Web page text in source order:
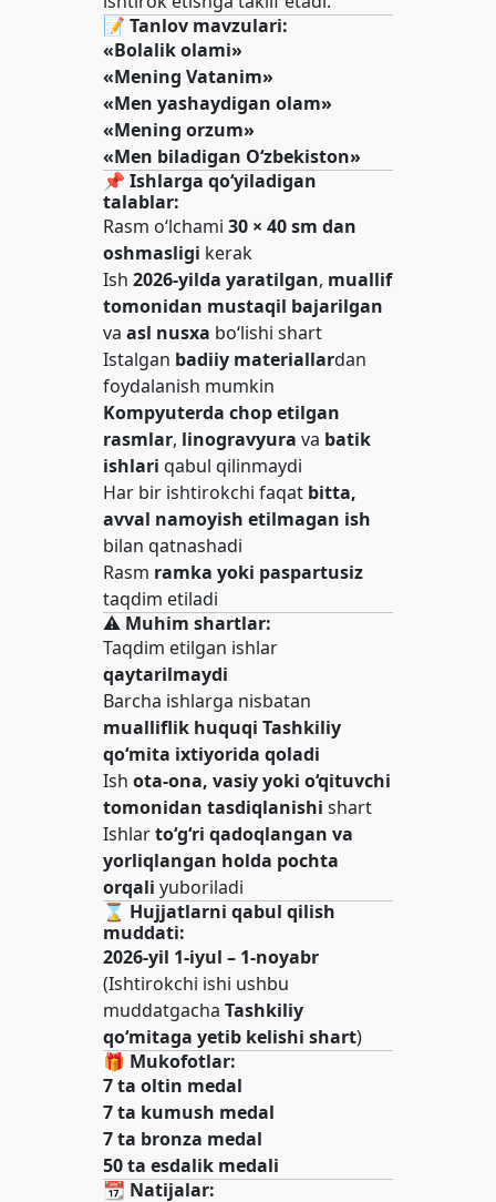
📝Tanlov mavzulari:
«Bolalik olami»
«Mening Vatanim»
«Men yashaydigan olam»
«Mening orzum»
«Men biladigan O‘zbekiston»
📌Ishlarga qo‘yiladigan
talablar:
Rasm o‘lchami30 × 40 sm dan
oshmasligi kerak
Ish2026-yilda yaratilgan, muallif
tomonidan mustaqil bajarilgan
vaasl nusxa bo‘lishi shart
Istalgan badiiy materiallardan
foydalanish mumkin
Kompyuterda chop etilgan
rasmlar, linogravyura va batik
ishlari qabul qilinmaydi
Har bir ishtirokchi faqat bitta,
avval namoyish etilmagan ish
bilan qatnashadi
Rasm ramka yoki paspartusiz
taqdim etiladi
⚠️ Muhim shartlar:
Taqdim etilgan ishlar
qaytarilmaydi
Barcha ishlarga nisbatan
mualliflik huquqi Tashkiliy
qo‘mita ixtiyorida qoladi
Ishota-ona, vasiy yoki o‘qituvchi
tomonidan tasdiqlanishi shart
Ishlarto‘g‘ri qadoqlangan va
yorliqlangan holda pochta
orqali yuboriladi
⌛️ Hujjatlarni qabul qilish
muddati:
2026-yil 1-iyul – 1-noyabr
(Ishtirokchi ishi ushbu
muddatgachaTashkiliy
qo‘mitaga yetib kelishi shart)
🎁 Mukofotlar:
7 ta oltin medal
7 ta kumush medal
7 ta bronza medal
50 ta esdalik medali
📆 Natijalar: